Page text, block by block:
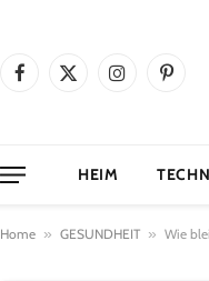
Facebook
X
Instagram
HEIM
Home » GESUNDHEIT » Wie